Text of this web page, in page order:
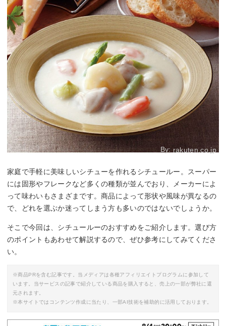
By: rakuten.co.jp
家庭で手軽に美味しいシチューを作れるシチュールー。スーパー
には固形やフレークなど多くの種類が並んでおり、メーカーによ
って味わいもさまざまです。商品によって形状や風味が異なるの
で、どれを選ぶか迷ってしまう方も多いのではないでしょうか。
そこで今回は、シチュールーのおすすめをご紹介します。選び方
のポイントもあわせて解説するので、ぜひ参考にしてみてくださ
い。
※商品PRを含む記事です。当メディアは各種アフィリエイトプログラムに参加して
います。当サービスの記事で紹介している商品を購入すると、売上の一部が弊社に還
元されます。
※本サイトではコンテンツ作成に当たり、一部AI技術を補助的に活用しております。